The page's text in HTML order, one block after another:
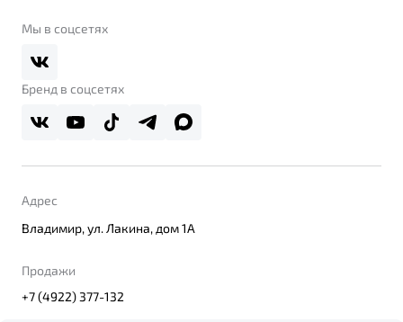
Реферальная программа
О дилерском центре
Правовая информация
Мы в соцсетях
Бренд в соцсетях
Адрес
Владимир, ул. Лакина, дом 1А
Продажи
+7 (4922) 377-132